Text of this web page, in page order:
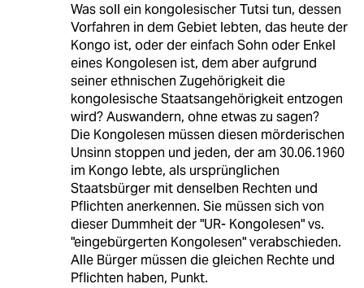
Was soll ein kongolesischer Tutsi tun, dessen
Vorfahren in dem Gebiet lebten, das heute der
Kongo ist, oder der einfach Sohn oder Enkel
eines Kongolesen ist, dem aber aufgrund
seiner ethnischen Zugehörigkeit die
kongolesische Staatsangehörigkeit entzogen
wird? Auswandern, ohne etwas zu sagen?
Die Kongolesen müssen diesen mörderischen
Unsinn stoppen und jeden, der am 30.06.1960
im Kongo lebte, als ursprünglichen
Staatsbürger mit denselben Rechten und
Pflichten anerkennen. Sie müssen sich von
dieser Dummheit der "UR- Kongolesen" vs.
"eingebürgerten Kongolesen" verabschieden.
Alle Bürger müssen die gleichen Rechte und
Pflichten haben, Punkt.